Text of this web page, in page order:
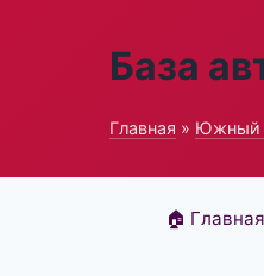
База
Главная » Южный
🏠 Главная